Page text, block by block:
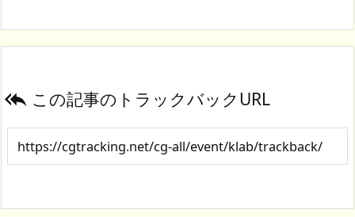
 この記事のトラックバックURL